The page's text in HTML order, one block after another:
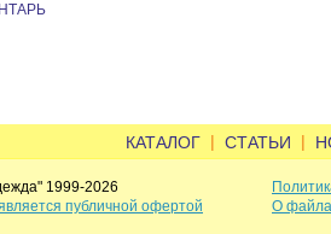
КАТАЛОГ | СТАТЬИ |
1999-2026
публичной офертой
О